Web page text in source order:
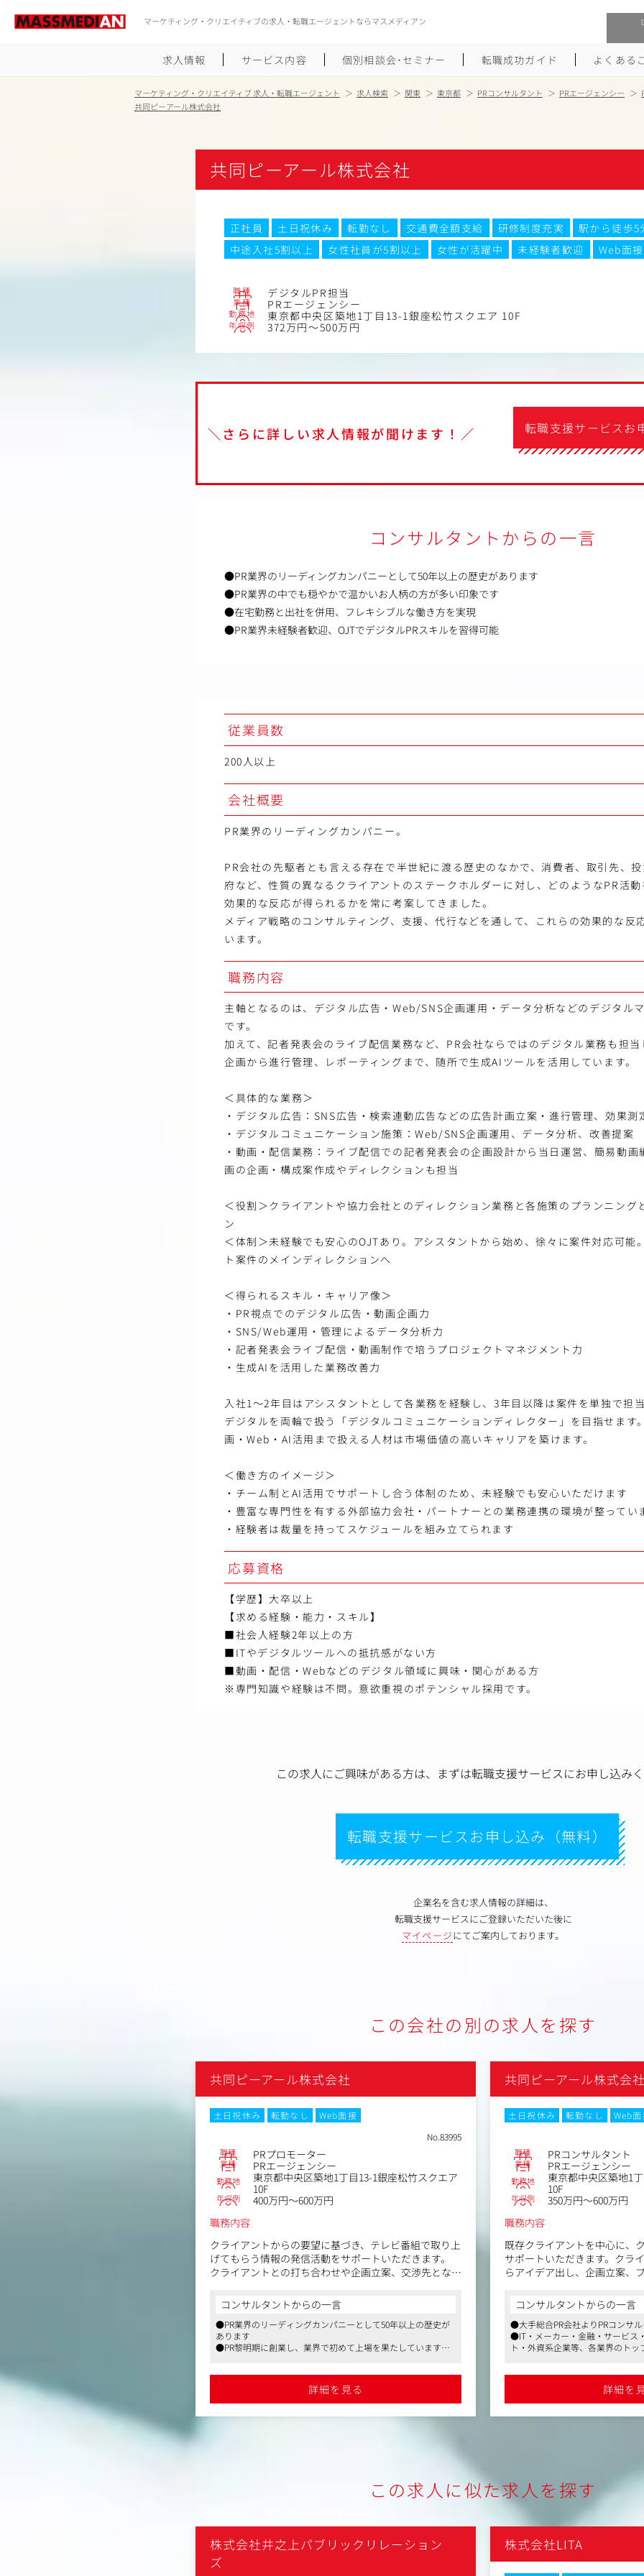
マーケティング・クリエイティブの求人・転職エージェントならマスメディアン
求人情報 サービス内容 個別相談会･セミナー 転職成功ガイド
履歴書のつくり方
職務経歴書のつくり方
ポートフォリオのつくり方
面接対策
エグゼクティブ転職
しゅふクリ･ママクリ転職
年収アップ転職
よくある
マーケティング・クリエイティブ 求人・転職エージェント 求人検索 関東 東京都 PRコンサルタント PRエージェンシー
共同ピーアール株式会社
共同ピーアール株式会社
正社員 土日祝休み 転勤なし 交通費全額支給 研修制度充実
駅から徒歩5
中途入社5割以上
女性社員が5割以上 女性が活躍中 未経験者歓迎 Web面接
職種 デジタルPR担当
業種 PRエージェンシー
勤務地 東京都中央区築地1丁目13-1銀座松竹スクエア 10F
年収例 372万円～500万円
＼さらに詳しい求人情報が聞けます！／ 転職支援サービスお
コンサルタントからの一言
●PR業界のリーディングカンパニーとして50年以上の歴史があります
●PR業界の中でも穏やかで温かいお人柄の方が多い印象です
●在宅勤務と出社を併用、フレキシブルな働き方を実現
●PR業界未経験者歓迎、OJTでデジタルPRスキルを習得可能
従業員数
200人以上
会社概要
PR業界のリーディングカンパニー。
PR会社の先駆者とも言える存在で半世紀に渡る歴史のなかで、消費者、取引先、
府など、性質の異なるクライアントのステークホルダーに対し、どのようなPR活
効果的な反応が得られるかを常に考案してきました。
メディア戦略のコンサルティング、支援、代行などを通して、これらの効果的な反
います。
職務内容
主軸となるのは、デジタル広告・Web/SNS企画運用・データ分析などのデジタル
です。
加えて、記者発表会のライブ配信業務など、PR会社ならではのデジタル業務も担当
企画から進行管理、レポーティングまで、随所で生成AIツールを活用しています。
＜具体的な業務＞
・デジタル広告：SNS広告・検索連動広告などの広告計画立案・進行管理、効果測
・デジタルコミュニケーション施策：Web/SNS企画運用、データ分析、改善提案
・動画・配信業務：ライブ配信での記者発表会の企画設計から当日運営、簡易動画
画の企画・構成案作成やディレクションも担当
＜役割＞クライアントや協力会社とのディレクション業務と各施策のプランニング
ン
＜体制＞未経験でも安心のOJTあり。アシスタントから始め、徐々に案件対応可能
ト案件のメインディレクションへ
＜得られるスキル・キャリア像＞
・PR視点でのデジタル広告・動画企画力
・SNS/Web運用・管理によるデータ分析力
・記者発表会ライブ配信・動画制作で培うプロジェクトマネジメント力
・生成AIを活用した業務改善力
入社1～2年目はアシスタントとして各業務を経験し、3年目以降は案件を単独で担
デジタルを両輪で扱う「デジタルコミュニケーションディレクター」を目指せます
画・Web・AI活用まで扱える人材は市場価値の高いキャリアを築けます。
＜働き方のイメージ＞
・チーム制とAI活用でサポートし合う体制のため、未経験でも安心いただけます
・豊富な専門性を有する外部協力会社・パートナーとの業務連携の環境が整ってい
・経験者は裁量を持ってスケジュールを組み立てられます
応募資格
【学歴】大卒以上
【求める経験・能力・スキル】
■社会人経験2年以上の方
■ITやデジタルツールへの抵抗感がない方
■動画・配信・Webなどのデジタル領域に興味・関心がある方
※専門知識や経験は不問。意欲重視のポテンシャル採用です。
この求人にご興味がある方は、 まずは転職支援サービスにお申し込み
転職支援サービスお申し込み（無料）
企業名を含む求人情報の詳細は、
転職支援サービスにご登録いただいた後に
マイページにてご案内しております。
この会社の別の求人を探す
共同ピーアール株式会社
土日祝休み 転勤なし
Web面接
No.83995
職種 PRプロモーター
業種 PRエージェンシー
勤務地
東京都中央区築地1丁目13-1銀座松竹スクエア
10F
年収例
400万円～600万円
職務内容
クライアントからの要望に基づき、テレビ番組で取り上
げてもらう情報の発信活動をサポートいただきます。
クライアントとの打ち合わせや企画立案、交渉先となる
＜具体的な業務＞
・クライアントからのテレビ露出への要望内容をヒアリ
ング
・どのような企画内容で番組制作者へプロモートするか
・交渉先となる番組を選定し、クライアントへ提案
・クライアントからの要望に基づき、テレビ局や番組制
番組の企画内容のリサーチや番組制作者との情報交換、
コンサルタントからの一言
●PR業界のリーディングカンパニーとして50年以上の歴史が
あります
●PR黎明期に創業し、業界で初めて上場を果たしています
詳細を見る
共同ピーアール株式会
土日祝休み 転勤なし Web
職種 PRコンサルタント
業種 PRエージェンシー
勤務地
東京都中央区築地1
10F
年収例
350万円～600万円
職務内容
既存クライアントを中心に、
サポートいただきます。クラ
らアイデア出し、企画立案、
で、一連のPR業務をワンス
す。
コンサルタントからの一言
●大手総合PR会社よりPRコンサ
●IT・メーカー・金融・サービス
ト・外資系企業等、各業界のト
●1人のPRコンサルタントが企業
検証までワンストップで行うため
詳細を
この求人に似た求人を探す
株式会社井之上パブリックリレーション
ズ
株式会社LITA